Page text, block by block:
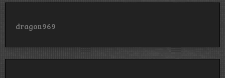
dragon969